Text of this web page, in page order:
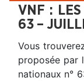
VNF : LES
63 –
Vous
proposée par
nationaux n°